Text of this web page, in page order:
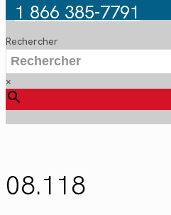
1 866 385-7791
Rechercher
×
08.118